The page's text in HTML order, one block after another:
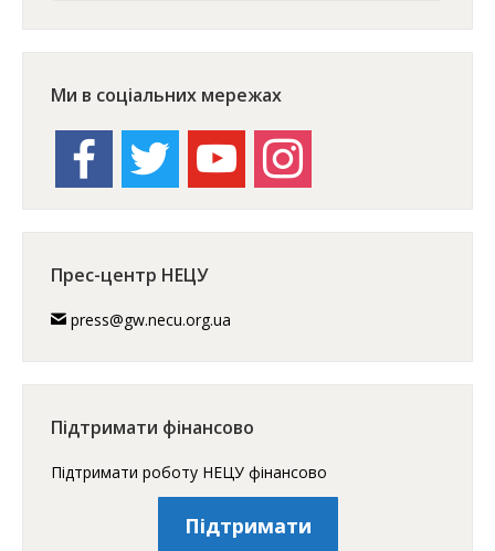
Ми в соціальних мережах
facebook twitter youtube instagram
Прес-центр НЕЦУ
press@gw.necu.org.ua
Підтримати фінансово
Підтримати роботу НЕЦУ фінансово
Підтримати